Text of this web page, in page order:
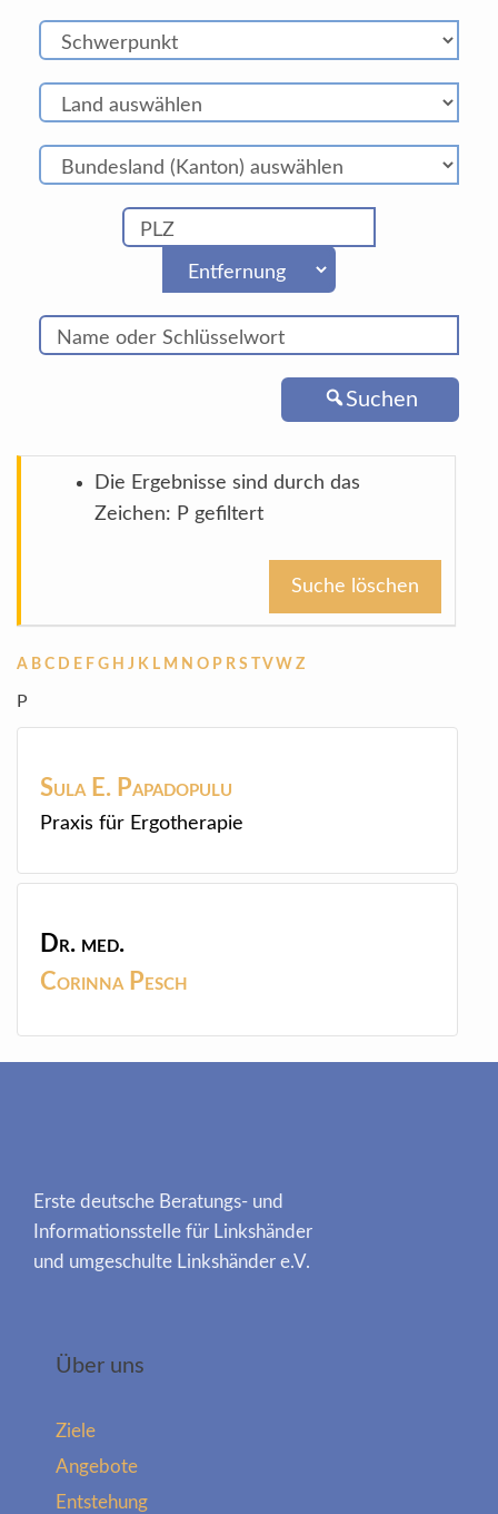
Suchen
Die Ergebnisse sind durch das
Zeichen: P gefiltert
Suche löschen
A B C D E F G H J K L M N O P R S V W Z
P
Sula E. Papadopulu
Praxis für Ergotherapie
Dr. med.
Corinna Pesch
Erste deutsche Beratungs- und
Informationsstelle für Linkshänder
und umgeschulte Linkshänder e.V.
Über uns
Ziele
Angebote
Entstehung